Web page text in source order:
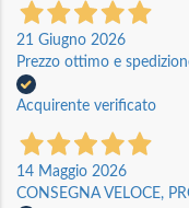
21 Giugno 2026
Prezzo ottimo e
Acquirente verificato
14 Maggio 2026
CONSEGNA VELOCE,